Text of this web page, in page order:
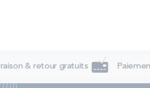
& retour gratuits